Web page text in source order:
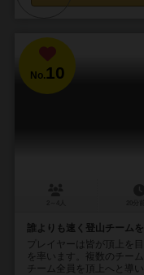
No. 10
誰よりも速く登山チーム
プレイヤーは皆が頂上を
を率います。複数のチー
チーム全員を頂上へと導